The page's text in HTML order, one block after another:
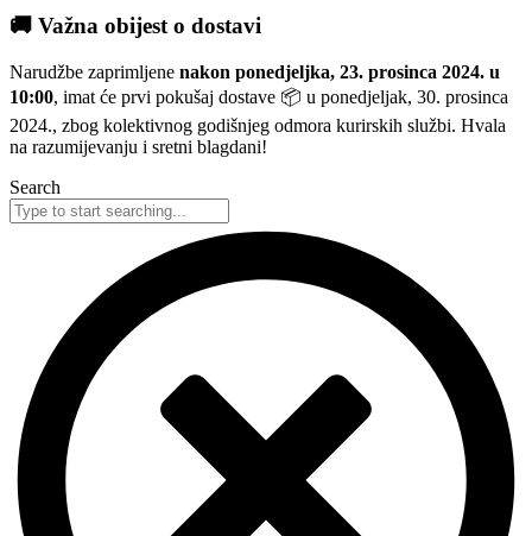
🚚 Važna obijest o dostavi
Narudžbe zaprimljene nakon ponedjeljka, 23. prosinca 2024. u
10:00, imat će prvi pokušaj dostave 📦 u ponedjeljak, 30. prosinca
2024., zbog kolektivnog godišnjeg odmora kurirskih službi. Hvala
na razumijevanju i sretni blagdani!
Search